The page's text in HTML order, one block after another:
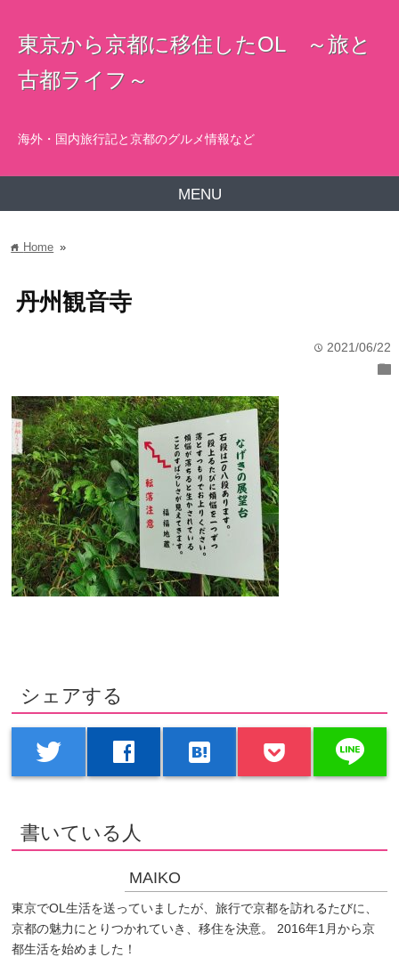
東京から京都に移住したOL ～旅と
古都ライフ～
海外・国内旅行記と京都のグルメ情報など
MENU
home Home »
丹州観音寺
time 2021/06/22
folder
シェアする
twitter facebook hatenabookmark line
書いている人
MAIKO
東京でOL生活を送っていましたが、旅行で京都を訪れるたびに、
京都の魅力にとりつかれていき、移住を決意。 2016年1月から京
都生活を始めました！